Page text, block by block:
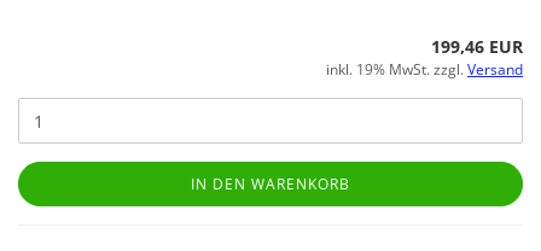
199,46 EUR
inkl. 19% MwSt. zzgl.Versand
IN DEN WARENKORB